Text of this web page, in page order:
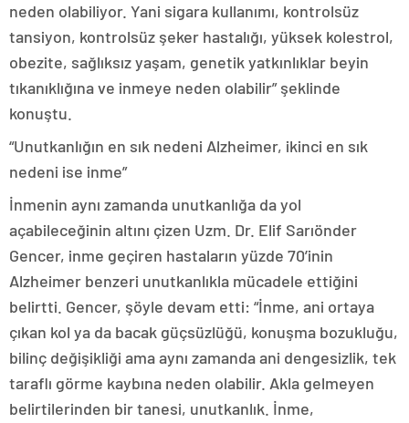
neden olabiliyor. Yani sigara kullanımı, kontrolsüz
tansiyon, kontrolsüz şeker hastalığı, yüksek kolestrol,
obezite, sağlıksız yaşam, genetik yatkınlıklar beyin
tıkanıklığına ve inmeye neden olabilir” şeklinde
konuştu.
“Unutkanlığın en sık nedeni Alzheimer, ikinci en sık
nedeni ise inme”
İnmenin aynı zamanda unutkanlığa da yol
açabileceğinin altını çizen Uzm. Dr. Elif Sarıönder
Gencer, inme geçiren hastaların yüzde 70’inin
Alzheimer benzeri unutkanlıkla mücadele ettiğini
belirtti. Gencer, şöyle devam etti: “İnme, ani ortaya
çıkan kol ya da bacak güçsüzlüğü, konuşma bozukluğu,
bilinç değişikliği ama aynı zamanda ani dengesizlik, tek
taraflı görme kaybına neden olabilir. Akla gelmeyen
belirtilerinden bir tanesi, unutkanlık. İnme,